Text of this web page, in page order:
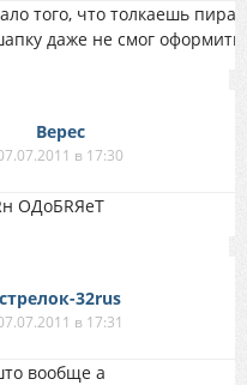
того, что толкаешь
даже не смог оформить!
Верес
в 17:30
ОДоБRЯеТ
стрелок-32rus
в 17:31
вообще а